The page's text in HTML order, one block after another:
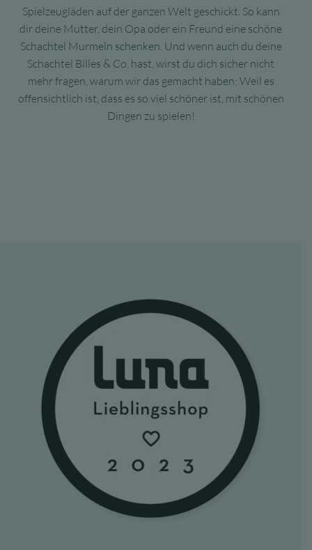
Spielzeugläden auf der ganzen Welt geschickt. So kann
dir deine Mutter, dein Opa oder ein Freund eine schöne
Schachtel Murmeln schenken. Und wenn auch du deine
Schachtel Billes & Co. hast, wirst du dich sicher nicht
mehr fragen, warum wir das gemacht haben: Weil es
offensichtlich ist, dass es so viel schöner ist, mit schönen
Dingen zu spielen!